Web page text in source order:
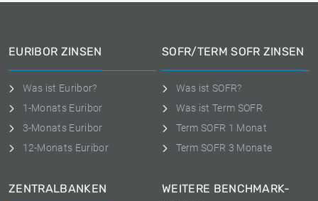
EURIBOR ZINSEN
Was ist Euribor?
1-Monats Euribor
3-Monats Euribor
12-Monats Euribor
SOFR/TERM SOFR ZINSEN
Was ist SOFR?
Was ist Term SOFR
Term SOFR 1 Monat
Term SOFR 3 Monate
ZENTRALBANKEN
WEITERE BENCHMARK-